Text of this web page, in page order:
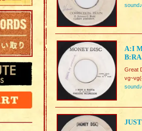
sound♪
A:I
Great
sound♪